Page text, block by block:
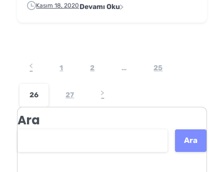
Kasım 18, 2020 Devamı Oku
1 2 … 25
26 27
Ara
Ara